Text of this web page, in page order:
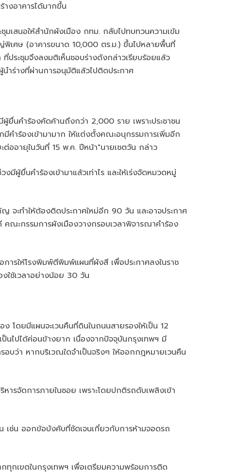
งอาคารได้มากขึ้น
เสนอให้สำนักผังเมือง กทม. กลับไปทบทวนความเข้ม
พิเศษ (อาคารขนาด 10,000 ตร.ม.) ขึ้นไปหลายพื้นที่
ระชุมจึงลงมติเห็นชอบร่างดังกล่าวเรียบร้อยแล้ว
ำร่างที่ผ่านการอนุมัติแล้วไปติดประกาศ
คำร้องคัดค้านถึงกว่า 2,000 ราย เพราะประชาชน
มีคำร้องเข้ามามาก ให้แต่งตั้งคณะอนุกรรมการเพิ่มอีก
ออายุในวันที่ 15 พ.ค. ปีหน้า"นายเชตวัน กล่าว
ผู้ยื่นคำร้องเข้ามาแล้วเท่าไร และให้เร่งจัดหมวดหมู่
จะทำให้ต้องติดประกาศใหม่อีก 90 วัน และอาจประกาศ
ณะกรรมการผังเมืองวางกรอบเวลาพิจารณาคำร้อง
รให้โรงพิมพ์ตีพิมพ์แผนที่ผังสี เพื่อประกาศลงในราช
ใช้เวลาอย่างน้อย 30 วัน
ดยมีแผนจะเวนคืนที่ดินในถนนสายรองให้เป็น 12
นไปได้ค่อนข้างยาก เนื่องจากปัจจุบันกรุงเทพฯ มี
บว่า หากบริเวณใดจำเป็นจริงๆ ให้ออกกฎหมายเวนคืน
รจัดการภายในซอย เพราะโดยปกติรถดับเพลิงเข้า
เช่น ออกข้อบังคับที่ชัดเจนเกี่ยวกับการห้ามจอดรถ
กเขตในกรุงเทพฯ เพื่อเตรียมความพร้อมการติด